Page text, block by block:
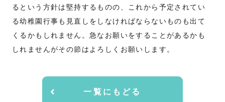
るという方針は堅持するものの、これから予定されてい
る幼稚園行事も見直しをしなければならないものも出て
くるかもしれません。急なお願いをすることがあるかも
しれませんがその節はよろしくお願いします。
一覧にもどる